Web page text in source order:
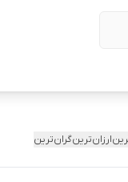
ارزان‌ترینگران‌ترین